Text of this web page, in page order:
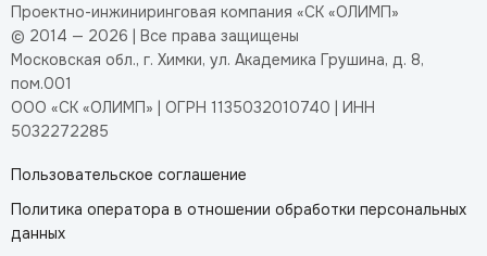
Проектно-инжиниринговая компания «СК «ОЛИМП»
© 2014 — 2026 | Все права защищены
Московская обл., г. Химки, ул. Академика Грушина, д. 8,
пом.001
ООО «СК «ОЛИМП» | ОГРН 1135032010740 | ИНН
5032272285
Пользовательское соглашение
Политика оператора в отношении обработки персональных
данных